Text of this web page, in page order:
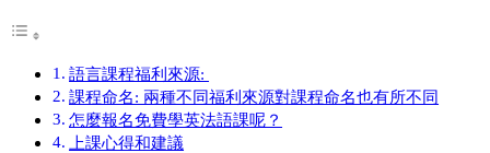
語言課程福利來源:
課程命名: 兩種不同福利來源對課程命名也有所不同
怎麼報名免費學英法語課呢？
上課心得和建議